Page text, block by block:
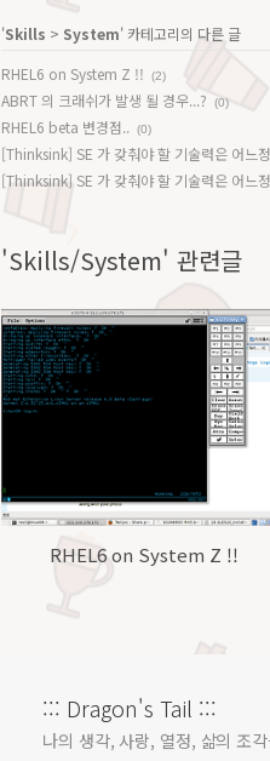
'Skills > System' 카테고리의 다른 글
RHEL6 on System Z !!
(2)
ABRT 의 크래쉬가 발생 될 경우...? (0)
RHEL6 beta 변경점.. (0)
[Thinksink] SE 가 갖춰야 할 기술력은 어느
[Thinksink] SE 가 갖춰야 할 기술력은 어느
'Skills/System' 관련글
RHEL6 on System Z !!
::: Dragon's Tail :::
나의 생각, 사랑, 열정, 삶의 조